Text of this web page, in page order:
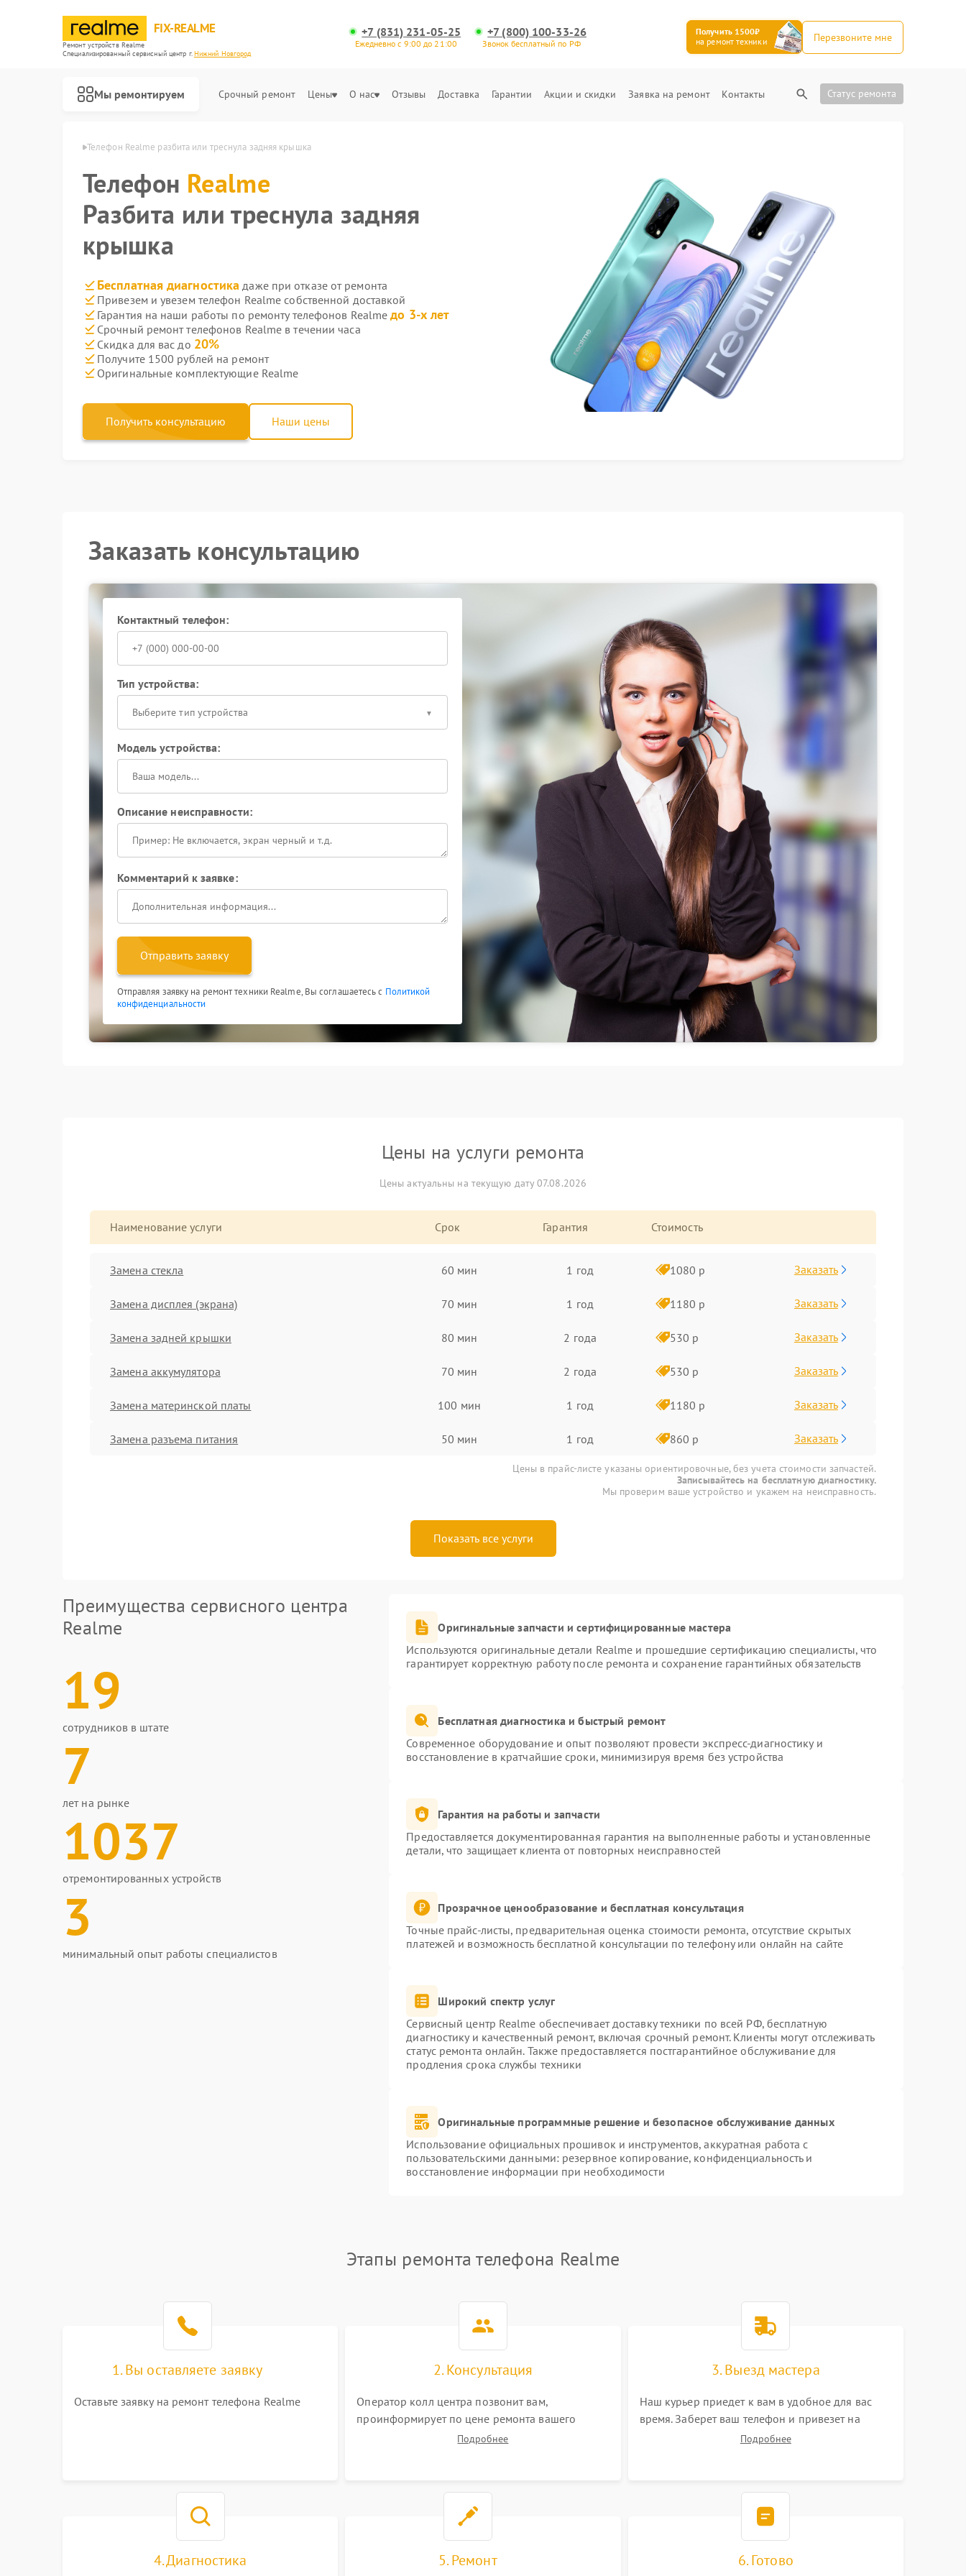
FIX-REALME
Ремонт устройств Realme
Специализированный cервисный центр г.Нижний Новгород
+7 (831) 231-05-25
Ежедневно с 9:00 до 21:00
+7 (800) 100-33-26
Звонок бесплатный по РФ
Получить 1500₽
на ремонт техники
Перезвоните мне
Мы ремонтируем Срочный ремонт Цены О нас Отзывы Доставка Гарантии Акции и скидки Заявка на ремонт Контакты Статус ремонта
Телефон Realme разбита или треснула задняя крышка
Телефон Realme
Разбита или треснула задняя
крышка
Бесплатная диагностика даже при отказе от ремонта
Привезем и увезем телефон Realme собственной доставкой
Гарантия на наши работы по ремонту телефонов Realmeдо 3-х лет
Срочный ремонт телефонов Realme в течении часа
Скидка для вас до 20%
Получите 1500 рублей на ремонт
Оригинальные комплектующие Realme
Получить консультацию Наши цены
Заказать консультацию
Контактный телефон:
Тип устройства:
Выберите тип устройства
Модель устройства:
Описание неисправности:
Комментарий к заявке:
Отправить заявку
Отправляя заявку на ремонт техники Realme, Вы соглашаетесь с Политикой
конфиденциальности
Цены на услуги ремонта
Цены актуальны на текущую дату 07.08.2026
Наименование услуги Срок Гарантия Стоимость
Замена стекла 60 мин 1 год 1080 р Заказать
Замена дисплея (экрана) 70 мин 1 год 1180 р Заказать
Замена задней крышки 80 мин 2 года 530 р Заказать
Замена аккумулятора 70 мин 2 года 530 р Заказать
Замена материнской платы 100 мин 1 год 1180 р Заказать
Замена разъема питания 50 мин 1 год 860 р Заказать
Цены в прайс-листе указаны ориентировочные, без учета стоимости запчастей.
Записывайтесь на бесплатную диагностику.
Мы проверим ваше устройство и укажем на неисправность.
Показать все услуги
Преимущества сервисного центра
Realme
19
сотрудников в штате
7
лет на рынке
1037
отремонтированных устройств
3
минимальный опыт работы специалистов
Оригинальные запчасти и сертифицированные мастера
Используются оригинальные детали Realme и прошедшие сертификацию специалисты, что
гарантирует корректную работу после ремонта и сохранение гарантийных обязательств
Бесплатная диагностика и быстрый ремонт
Современное оборудование и опыт позволяют провести экспресс-диагностику и
восстановление в кратчайшие сроки, минимизируя время без устройства
Гарантия на работы и запчасти
Предоставляется документированная гарантия на выполненные работы и установленные
детали, что защищает клиента от повторных неисправностей
Прозрачное ценообразование и бесплатная консультация
Точные прайс-листы, предварительная оценка стоимости ремонта, отсутствие скрытых
платежей и возможность бесплатной консультации по телефону или онлайн на сайте
Широкий спектр услуг
Сервисный центр Realme обеспечивает доставку техники по всей РФ, бесплатную
диагностику и качественный ремонт, включая срочный ремонт. Клиенты могут отслеживать
статус ремонта онлайн. Также предоставляется постгарантийное обслуживание для
продления срока службы техники
Оригинальные программные решение и безопасное обслуживание данных
Использование официальных прошивок и инструментов, аккуратная работа с
пользовательскими данными: резервное копирование, конфиденциальность и
восстановление информации при необходимости
Этапы ремонта телефона Realme
1. Вы оставляете заявку
Оставьте заявку на ремонт телефона Realme
2. Консультация
Оператор колл центра позвонит вам,
проинформирует по цене ремонта вашего
телефона а также ответит на все ваши вопросы.
Подробнее
3. Выезд мастера
Наш курьер приедет к вам в удобное для вас
время. Заберет ваш телефон и привезет на
склад для диагностики.Подробнее
4. Диагностика 5. Ремонт 6. Готово